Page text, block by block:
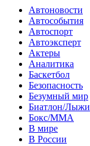
Автоновости
Автособытия
Автоспорт
Автоэксперт
Актеры
Аналитика
Баскетбол
Безопасность
Безумный мир
Биатлон/Лыжи
Бокс/MMA
В мире
В России